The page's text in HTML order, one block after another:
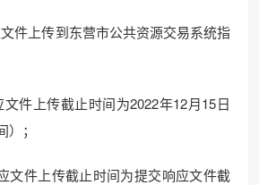
件上传到东营市公共资源交易系统指
件上传截止时间为2022年12月15日
；
文件上传截止时间为提交响应文件截